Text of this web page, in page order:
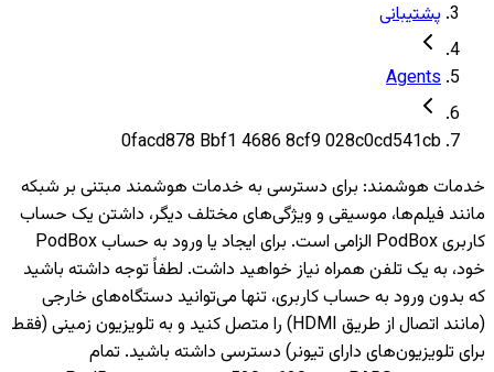
پشتیبانی
Agents
0facd878 Bbf1 4686 8cf9 028c0cd541cb
خدمات هوشمند: برای دسترسی به خدمات هوشمند مبتنی بر شبکه
مانند فیلم‌ها، موسیقی و ویژگی‌های مختلف دیگر، داشتن یک حساب
کاربری PodBox الزامی است. برای ایجاد یا ورود به حساب PodBox
خود، به یک تلفن همراه نیاز خواهید داشت. لطفاً توجه داشته باشید
که بدون ورود به حساب کاربری، تنها می‌توانید دستگاه‌های خارجی
(مانند اتصال از طریق HDMI) را متصل کنید و به تلویزیون‌ زمینی (فقط
برای تلویزیون‌های دارای تیونر) دسترسی داشته باشید. تمام